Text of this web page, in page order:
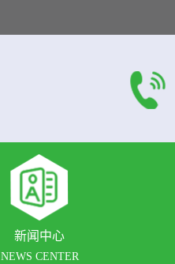
新闻中心
NEWS CENTER